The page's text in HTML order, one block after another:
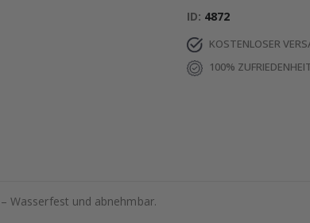
ID 4872
KOSTENLOSER
100%
Wasserfest und abnehmbar.